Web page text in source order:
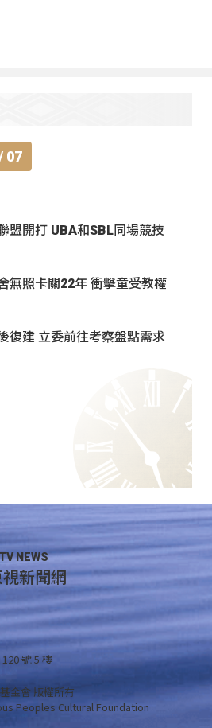
07
盟開打 UBA和SBL同場競技
無照卡關22年 衝擊童受教權
復建 立委前往考察盤點需求
NEWS
新聞網
號 5 樓
金會 版權所有
Peoples Cultural Foundation